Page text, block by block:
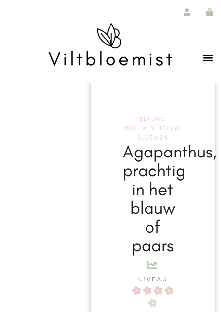
BLAUWE
BLOEMEN , LOSSE
BLOEMEN
Agapanthus,
prachtig
in het
blauw
of
paars
NIVEAU